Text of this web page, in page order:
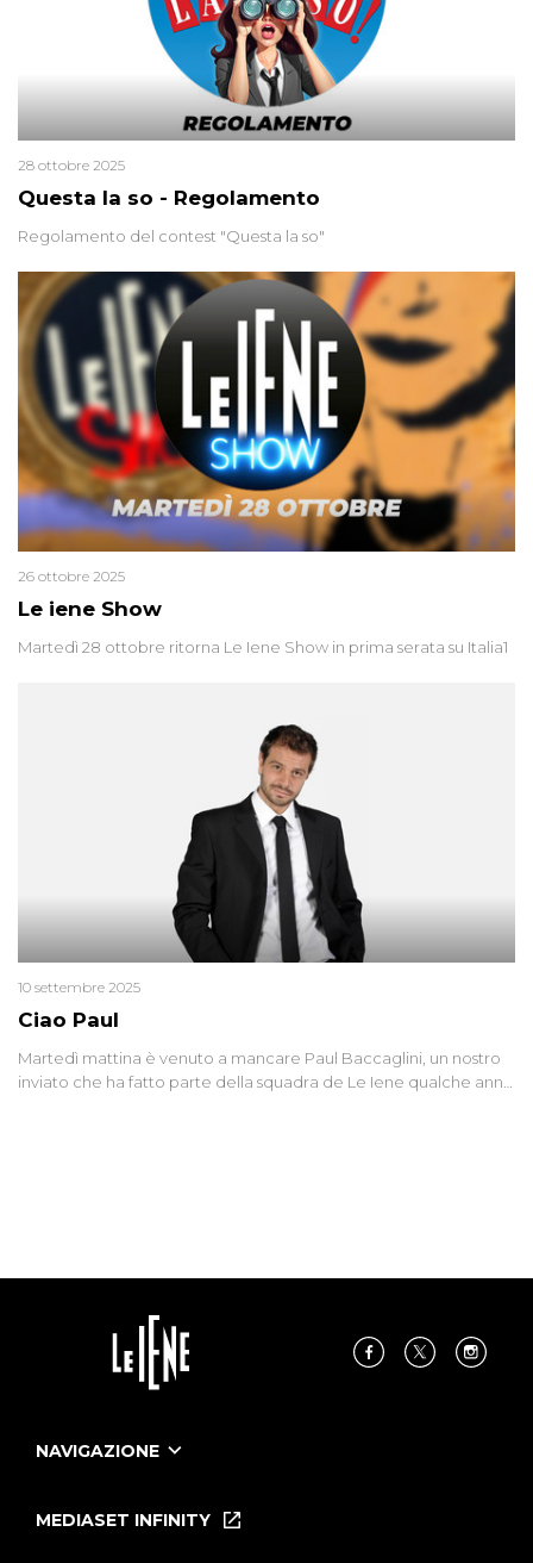
Questa la so - Regolamento
28 ottobre 2025
Regolamento del contest "Questa la so"
Le iene Show
26 ottobre 2025
Martedì 28 ottobre ritorna Le Iene Show in prima serata su Italia1
Ciao Paul
10 settembre 2025
Martedì mattina è venuto a mancare Paul Baccaglini, un nostro
inviato che ha fatto parte della squadra de Le Iene qualche anno
NAVIGAZIONE
Le Iene Presentano Inside
MEDIASET INFINITY